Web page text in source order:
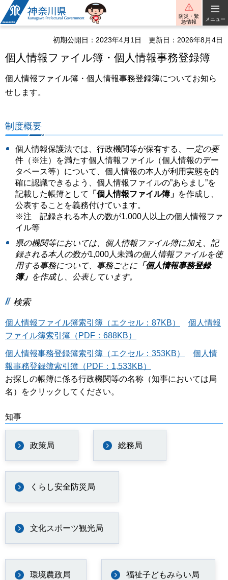
神奈川県
防災・緊
急情報
メニュー
初期公開日：2023年4月1日 更新日：2026年8月4日
個人情報ファイル簿・個人情報事務登録簿
個人情報ファイル簿・個人情報事務登録簿についてお知ら
せします。
制度概要
個人情報保護法では、行政機関等が保有する、一定の要
件（※注）を満たす個人情報ファイル（個人情報のデー
タベース等）について、個人情報の本人が利用実態を的
確に認識できるよう、個人情報ファイルの”あらまし”を
記載した帳簿として
「個人情報ファイル簿」 を作成し、
公表することを義務付けています。
※注 記録される本人の数が1,000人以上の個人情報ファ
イル等
県の機関等においては、個人情報ファイル簿に加え、記
録される本人の数が1,000人未満の個人情報ファイルを使
用する事務について、事務ごとに 「個人情報事務登録
簿」 を作成し、公表しています。
検索
個人情報ファイル簿索引簿（エクセル：87KB）
個人情報
ファイル簿索引簿（PDF：688KB）
個人情報事務登録簿索引簿（エクセル：353KB）
個人情
報事務登録簿索引簿（PDF：1,533KB）
お探しの帳簿に係る行政機関等の名称（知事においては局
名）をクリックしてください。
知事
政策局 総務局
くらし安全防災局
文化スポーツ観光局
環境農政局 福祉子どもみらい局